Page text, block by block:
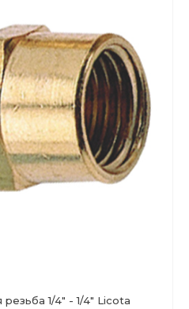
1/4" - 1/4" Licota